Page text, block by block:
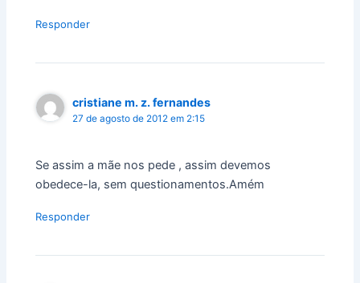
Responder
cristiane m. z. fernandes
27 de agosto de 2012 em 2:15
Se assim a mãe nos pede , assim devemos
obedece-la, sem questionamentos.Amém
Responder